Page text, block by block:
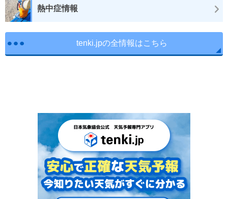
熱中症情報
tenki.jpの全情報はこちら